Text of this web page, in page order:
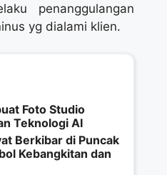
penanggulangan
yg dialami klien.
Foto Studio
Teknologi AI
Berkibar di Puncak
Kebangkitan dan